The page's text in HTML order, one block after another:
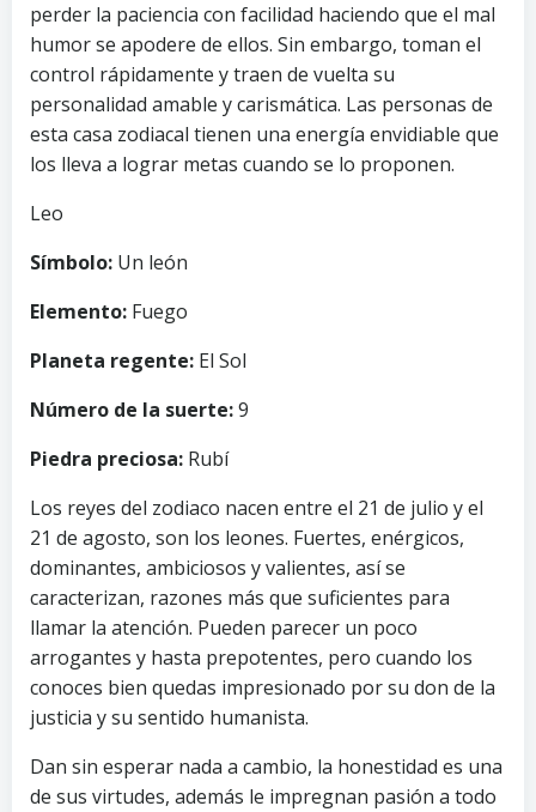
perder la paciencia con facilidad haciendo que el mal
humor se apodere de ellos. Sin embargo, toman el
control rápidamente y traen de vuelta su
personalidad amable y carismática. Las personas de
esta casa zodiacal tienen una energía envidiable que
los lleva a lograr metas cuando se lo proponen.
Leo
Símbolo: Un león
Elemento: Fuego
Planeta regente: El Sol
Número de la suerte:9
Piedra preciosa: Rubí
Los reyes del zodiaco nacen entre el 21 de julio y el
21 de agosto, son los leones. Fuertes, enérgicos,
dominantes, ambiciosos y valientes, así se
caracterizan, razones más que suficientes para
llamar la atención. Pueden parecer un poco
arrogantes y hasta prepotentes, pero cuando los
conoces bien quedas impresionado por su don de la
justicia y su sentido humanista.
Dan sin esperar nada a cambio, la honestidad es una
de sus virtudes, además le impregnan pasión a todo